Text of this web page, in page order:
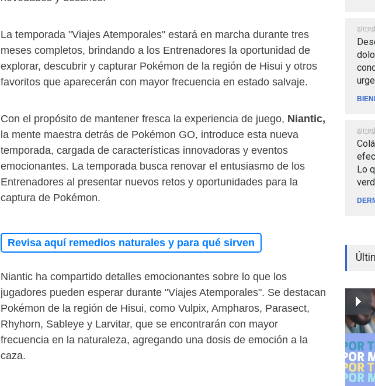
La temporada "Viajes Atemporales" estará en marcha durante tres
meses completos, brindando a los Entrenadores la oportunidad de
explorar, descubrir y capturar Pokémon de la región de Hisui y otros
favoritos que aparecerán con mayor frecuencia en estado salvaje.
Con el propósito de mantener fresca la experiencia de juego, Niantic,
la mente maestra detrás de Pokémon GO, introduce esta nueva
temporada, cargada de características innovadoras y eventos
emocionantes. La temporada busca renovar el entusiasmo de los
Entrenadores al presentar nuevos retos y oportunidades para la
captura de Pokémon.
Revisa aquí remedios naturales y para qué sirven
Niantic ha compartido detalles emocionantes sobre lo que los
jugadores pueden esperar durante "Viajes Atemporales". Se destacan
Pokémon de la región de Hisui, como Vulpix, Ampharos, Parasect,
Rhyhorn, Sableye y Larvitar, que se encontrarán con mayor
frecuencia en la naturaleza, agregando una dosis de emoción a la
caza.
Lo